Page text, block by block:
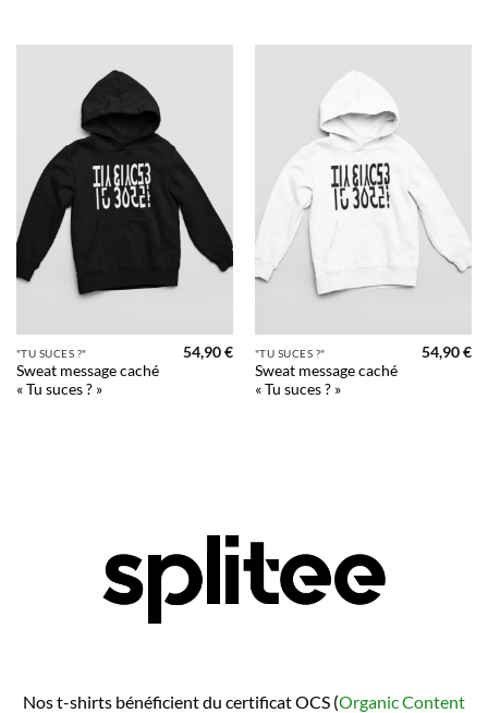
"TU SUCES ?"
Sweat message caché
« Tu suces ? »
54,90€ "TU SUCES ?"
Sweat message caché
« Tu suces ? »
54,90€
Nos t-shirts bénéficient du certificat OCS (Organic Content